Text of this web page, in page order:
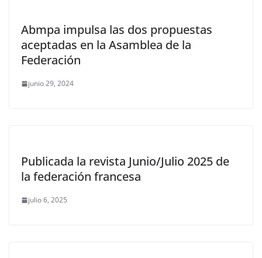
Abmpa impulsa las dos propuestas
aceptadas en la Asamblea de la
Federación
junio 29, 2024
Publicada la revista Junio/Julio 2025 de
la federación francesa
julio 6, 2025